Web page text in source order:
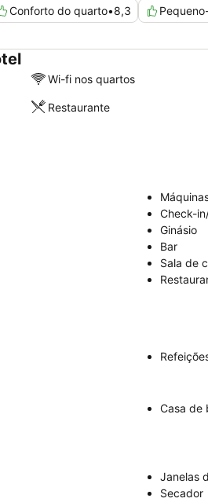
Conforto do quarto•8,3
Wi-fi nos quartos
Restaurante
Check-
Ginásio
Bar
Sala de
Casa de
Janelas
Secador